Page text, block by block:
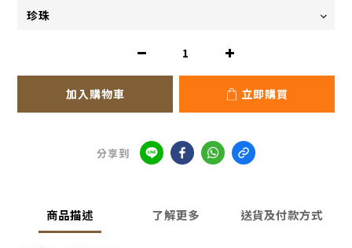
加入購物車 立即購買
分享到
商品描述 了解更多 送貨及付款方式